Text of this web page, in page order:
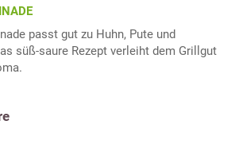
passt gut zu Huhn, Pute und
süß-saure Rezept verleiht dem Grillgut